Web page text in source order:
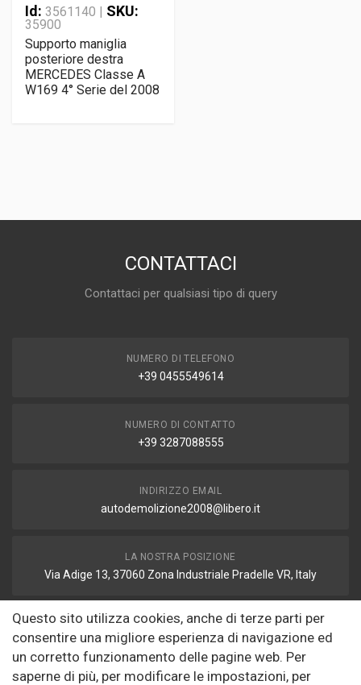
Id: 3561140 | SKU:
35900
Supporto maniglia
posteriore destra
MERCEDES Classe A
W169 4° Serie del 2008
CONTATTACI
Contattaci per qualsiasi tipo di query
NUMERO DI TELEFONO
+39 0455549614
NUMERO DI CONTATTO
+39 3287088555
INDIRIZZO EMAIL
autodemolizione2008@libero.it
LA NOSTRA POSIZIONE
Via Adige 13, 37060 Zona Industriale Pradelle VR, Italy
FAX
autodemolizione2008@libero.it
Questo sito utilizza cookies, anche di terze parti per
consentire una migliore esperienza di navigazione ed
un corretto funzionamento delle pagine web. Per
saperne di più, per modificare le impostazioni, per